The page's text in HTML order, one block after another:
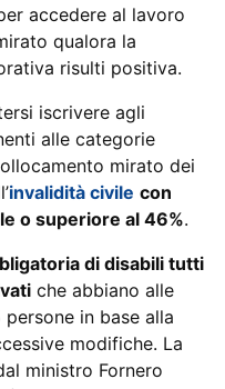
accedere al lavoro
qualora la
risulti positiva.
iscrivere agli
alle categorie
mirato dei
invalidità civile con
o superiore al 46%.
di disabili tutti
che abbiano alle
in base alla
modifiche. La
ministro Fornero